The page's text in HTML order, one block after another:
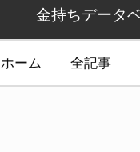
金持ちデータ
ホーム 全記事